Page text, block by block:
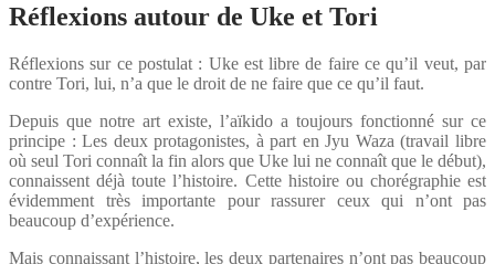
Réflexions autour de Uke et Tori
Réflexions sur ce postulat : Uke est libre de faire ce qu’il veut, par
contre Tori, lui, n’a que le droit de ne faire que ce qu’il faut.
Depuis que notre art existe, l’aïkido a toujours fonctionné sur ce
principe : Les deux protagonistes, à part en Jyu Waza (travail libre
où seul Tori connaît la fin alors que Uke lui ne connaît que le début),
connaissent déjà toute l’histoire. Cette histoire ou chorégraphie est
évidemment très importante pour rassurer ceux qui n’ont pas
beaucoup d’expérience.
Mais connaissant l’histoire, les deux partenaires n’ont pas beaucoup